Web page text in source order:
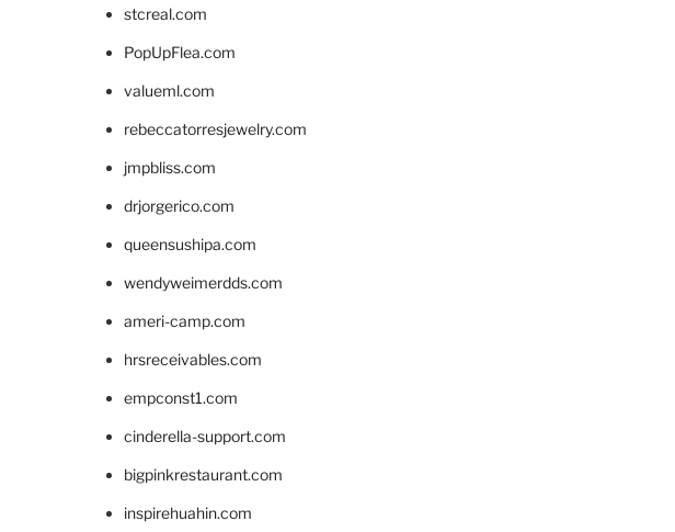
stcreal.com
PopUpFlea.com
valueml.com
rebeccatorresjewelry.com
jmpbliss.com
drjorgerico.com
queensushipa.com
wendyweimerdds.com
ameri-camp.com
hrsreceivables.com
empconst1.com
cinderella-support.com
bigpinkrestaurant.com
inspirehuahin.com